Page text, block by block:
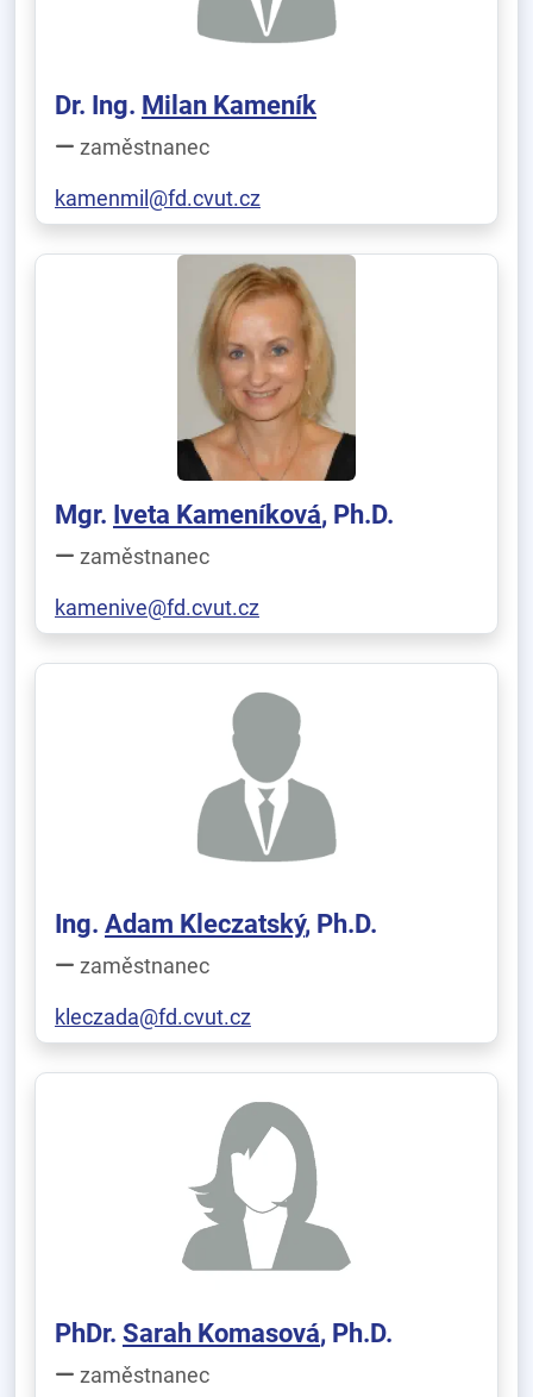
Dr. Ing. Milan Kameník
zaměstnanec
kamenmil@fd.cvut.cz
Mgr. Iveta Kameníková, Ph.D.
zaměstnanec
kamenive@fd.cvut.cz
Ing. Adam Kleczatský, Ph.D.
zaměstnanec
kleczada@fd.cvut.cz
PhDr. Sarah Komasová, Ph.D.
zaměstnanec